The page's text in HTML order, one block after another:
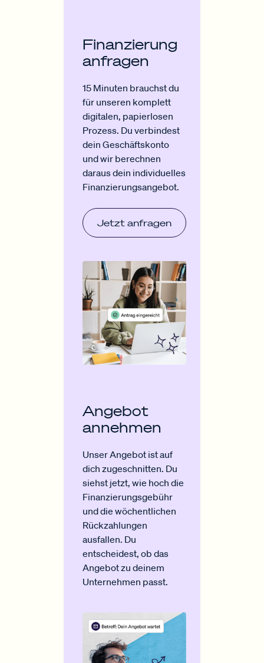
Finanzierung
anfragen
15 Minuten brauchst du
für unseren komplett
digitalen, papierlosen
Prozess. Du verbindest
dein Geschäftskonto
und wir berechnen
daraus dein individuelles
Finanzierungsangebot.
Jetzt anfragen
Angebot
annehmen
Unser Angebot ist auf
dich zugeschnitten. Du
siehst jetzt, wie hoch die
Finanzierungsgebühr
und die wöchentlichen
Rückzahlungen
ausfallen. Du
entscheidest, ob das
Angebot zu deinem
Unternehmen passt.